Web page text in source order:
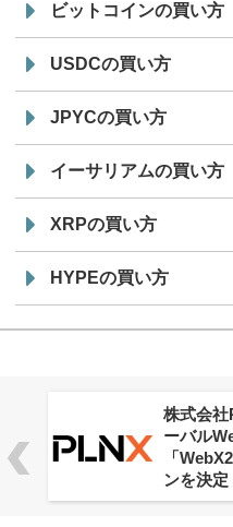
ビットコインの買い方
USDCの買い方
JPYCの買い方
イーサリアムの買い方
XRPの買い方
HYPEの買い方
株式会社
ーバル
「
ンを決定